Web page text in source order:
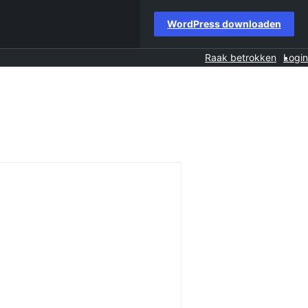
WordPress downloaden
Raak betrokken Login